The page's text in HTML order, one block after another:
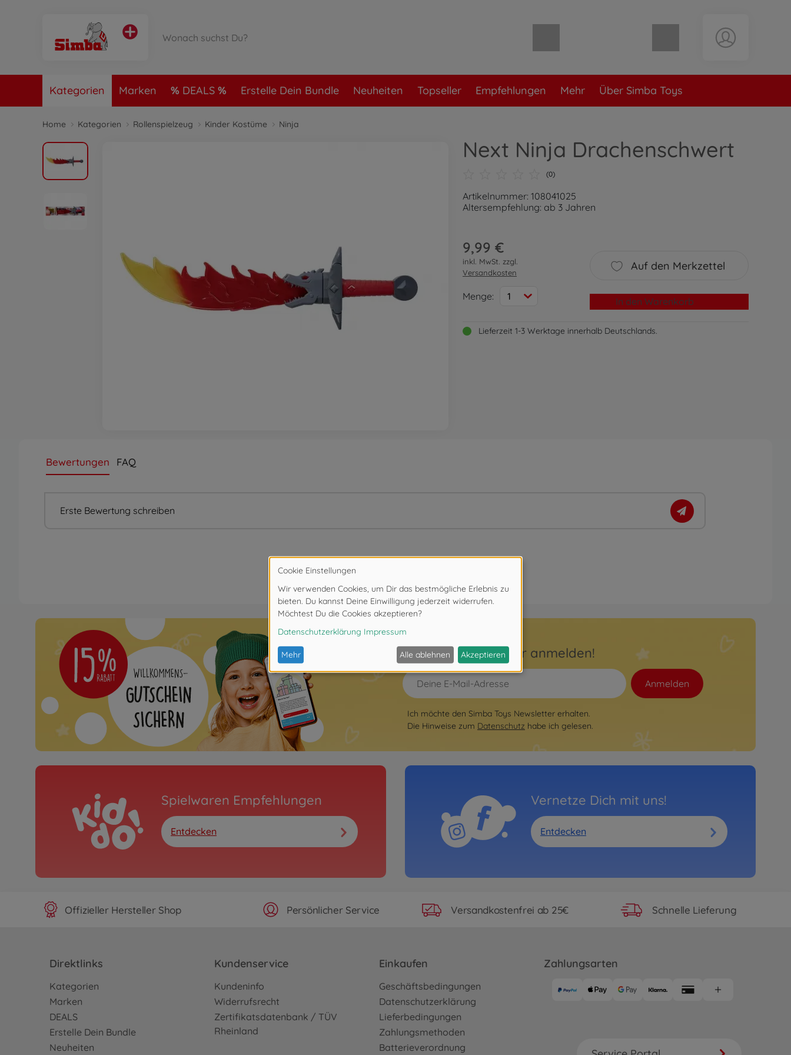
Warenkorb leer
Kategorien Marken DEALS Erstelle Dein Bundle Neuheiten Topseller Empfehlungen Mehr Über Simba Toys
Home Kategorien Rollenspielzeug Kinder Kostüme Ninja
Next Ninja Drachenschwert
(0)
Artikelnummer: 108041025
Altersempfehlung: ab 3 Jahren
9,99 €
inkl. MwSt. zzgl.
Versandkosten
Menge: 1
Auf den Merkzettel
In den Warenkorb
Lieferzeit 1-3 Werktage innerhalb Deutschlands.
Bewertungen FAQ
Erste Bewertung schreiben
Hier zum Newsletter anmelden!
Anmelden
Ich möchte den Simba Toys Newsletter erhalten.
Die Hinweise zum Datenschutz habe ich gelesen.
Spielwaren Empfehlungen
Entdecken
Vernetze Dich mit uns!
Entdecken
Offizieller Hersteller Shop Persönlicher Service Versandkostenfrei ab 25€ Schnelle Lieferung
Direktlinks
Kategorien
Marken
DEALS
Erstelle Dein Bundle
Neuheiten
Kundenservice
Kundeninfo
Widerrufsrecht
Zertifikatsdatenbank / TÜV
Rheinland
Einkaufen
Geschäftsbedingungen
Datenschutzerklärung
Lieferbedingungen
Zahlungsmethoden
Batterieverordnung
Zahlungsarten